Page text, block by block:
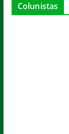
Colunistas